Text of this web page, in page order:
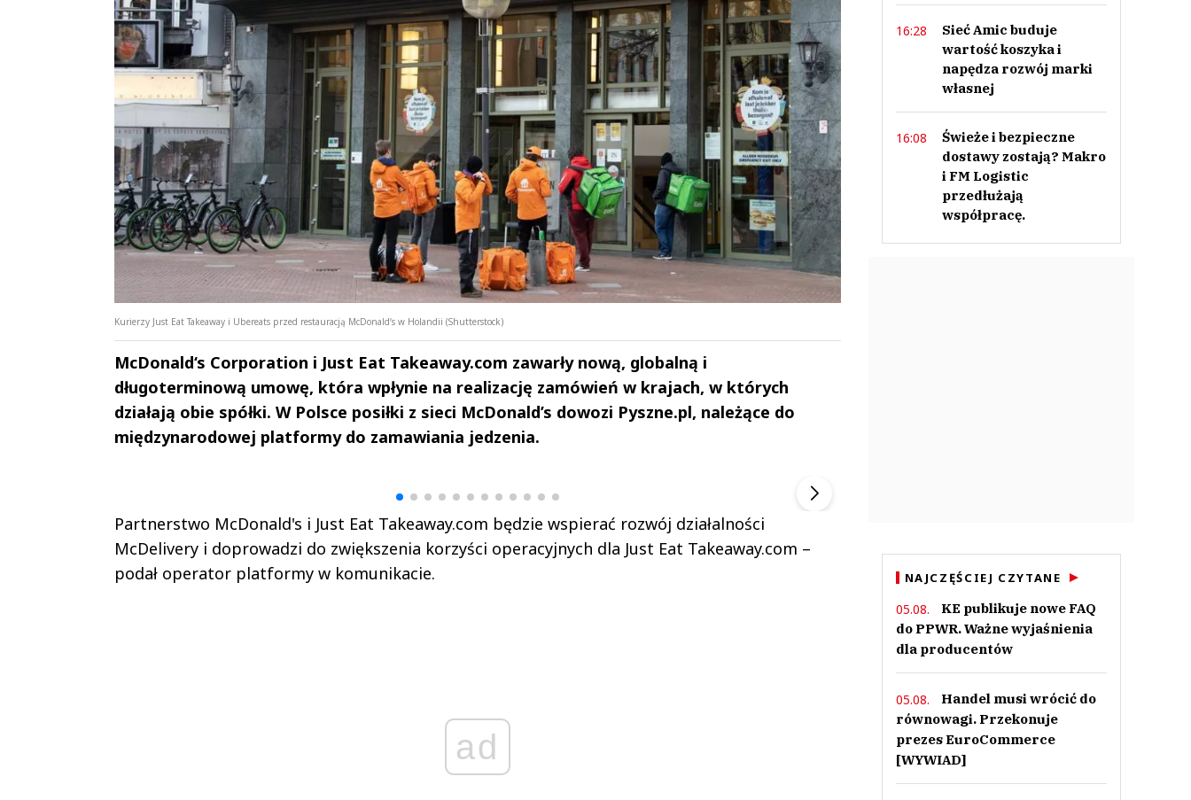
Kurierzy Just Eat Takeaway i Ubereats przed restauracją McDonald‘s w Holandii (Shutterstock)
McDonald‘s Corporation i Just Eat Takeaway.com zawarły nową, globalną i
długoterminową umowę, która wpłynie na realizację zamówień w krajach, w których
działają obie spółki. W Polsce posiłki z sieci McDonald’s dowozi Pyszne.pl, należące do
międzynarodowej platformy do zamawiania jedzenia.
Partnerstwo McDonald's i Just Eat Takeaway.com będzie wspierać rozwój działalności
McDelivery i doprowadzi do zwiększenia korzyści operacyjnych dla Just Eat Takeaway.com –
podał operator platformy w komunikacie.
ad
Andrzej i Marta
Sterniccy
Marta i Andrzej
16:28
Sieć Amic buduje
wartość koszyka i
napędza rozwój marki
własnej
16:08
Świeże i bezpieczne
dostawy zostają? Makro
i FM Logistic
przedłużają
współpracę.
NAJCZĘŚCIEJ CZYTANE
05.08.
KE publikuje nowe FAQ
do PPWR. Ważne wyjaśnienia
dla producentów
05.08.
Handel musi wrócić do
równowagi. Przekonuje
prezes EuroCommerce
[WYWIAD]